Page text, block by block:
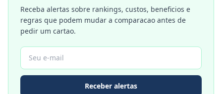
Receba alertas sobre rankings, custos, beneficios e
regras que podem mudar a comparacao antes de
pedir um cartao.
Receber alertas